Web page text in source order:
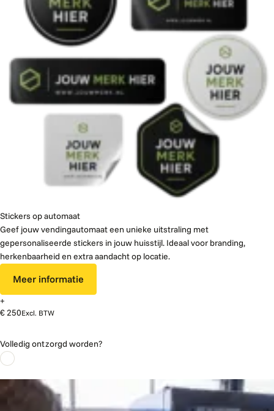
Stickers op automaat
Geef jouw vendingautomaat een unieke uitstraling met
gepersonaliseerde stickers in jouw huisstijl. Ideaal voor branding,
herkenbaarheid en extra aandacht op locatie.
Meer informatie
+
€ 250Excl. BTW
Volledig ontzorgd worden?